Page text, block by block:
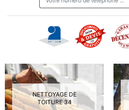
NETTOYAGE DE
TOITURE 34